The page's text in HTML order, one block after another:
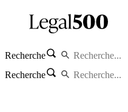
Recherche
Recherche